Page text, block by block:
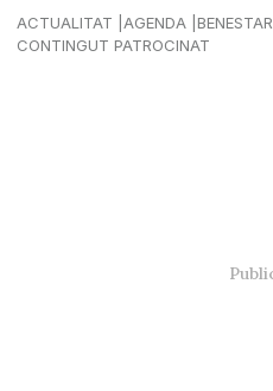
ACTUALITAT AGENDA BENESTAR
CONTINGUT PATROCINAT